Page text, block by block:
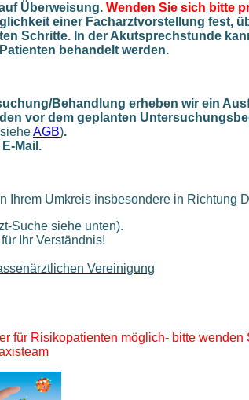
Überweisung. Wenden Sie sich bitte
einer Facharztvorstellung fest,
Schritte. In der Akutsprechstunde
Patienten behandelt werden.
Behandlung erheben wir ein
vor dem geplanten
AGB).
Mail.
Ihrem Umkreis insbesondere in Richtung
Suche siehe unten).
Ihr Verständnis!
Vereinigung
für Risikopatienten möglich- bitte wenden